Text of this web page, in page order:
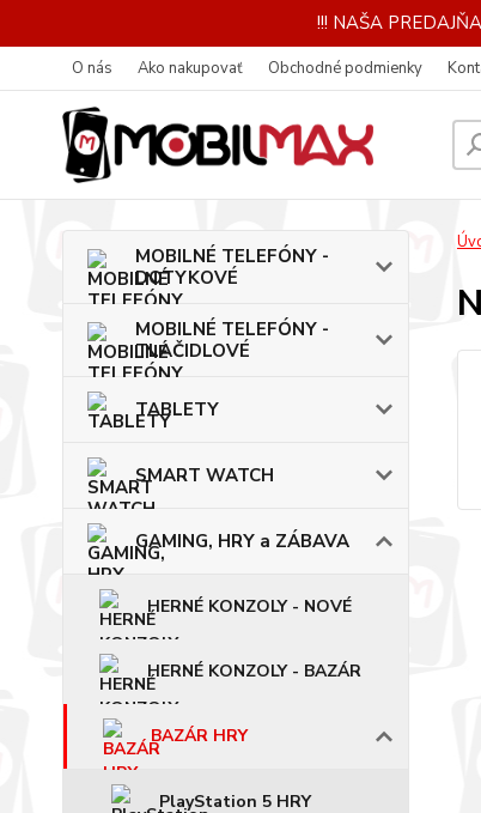
!!! NAŠA
O nás Ako nakupovať Obchodné podmienky
MOBILNÉ TELEFÓNY -
DOTYKOVÉ
MOBILNÉ TELEFÓNY -
TLAČIDLOVÉ
TABLETY
SMART WATCH
GAMING, HRY a ZÁBAVA
HERNÉ KONZOLY - NOVÉ
HERNÉ KONZOLY - BAZÁR
BAZÁR HRY
PlayStation 5 HRY